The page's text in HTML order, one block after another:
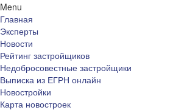
Menu
Главная
Эксперты
Новости
Рейтинг застройщиков
Недобросовестные застройщики
Выписка из ЕГРН онлайн
Новостройки
Карта новостроек